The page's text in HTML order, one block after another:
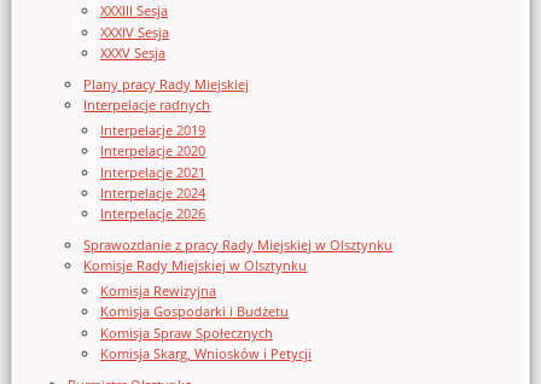
XXXIII Sesja
XXXIV Sesja
XXXV Sesja
Plany pracy Rady Miejskiej
Interpelacje radnych
Interpelacje 2019
Interpelacje 2020
Interpelacje 2021
Interpelacje 2024
Interpelacje 2026
Sprawozdanie z pracy Rady Miejskiej w Olsztynku
Komisje Rady Miejskiej w Olsztynku
Komisja Rewizyjna
Komisja Gospodarki i Budżetu
Komisja Spraw Społecznych
Komisja Skarg, Wniosków i Petycji